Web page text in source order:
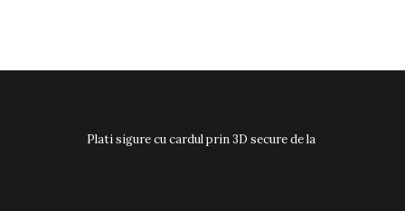
Plati sigure cu cardul prin 3D secure de la